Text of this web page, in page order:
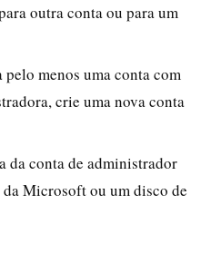
outra conta ou para um
menos uma conta com
crie uma nova conta
da conta de administrador
Microsoft ou um disco de